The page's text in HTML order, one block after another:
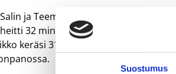
Suostumus
ja Teemu Rannikko pelasivat
32 minuutissa 10 pistettä,
keräsi 31 minuutissa viisi pistettä